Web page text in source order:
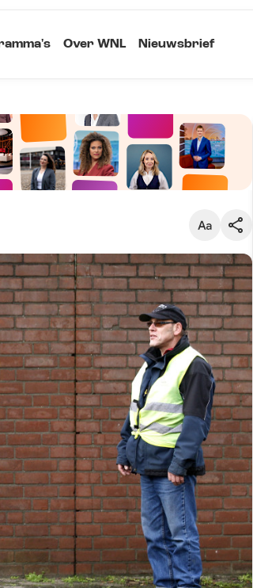
Over WNL Nieuwsbrief
Klein
Standaard
Groot
Kopieer link